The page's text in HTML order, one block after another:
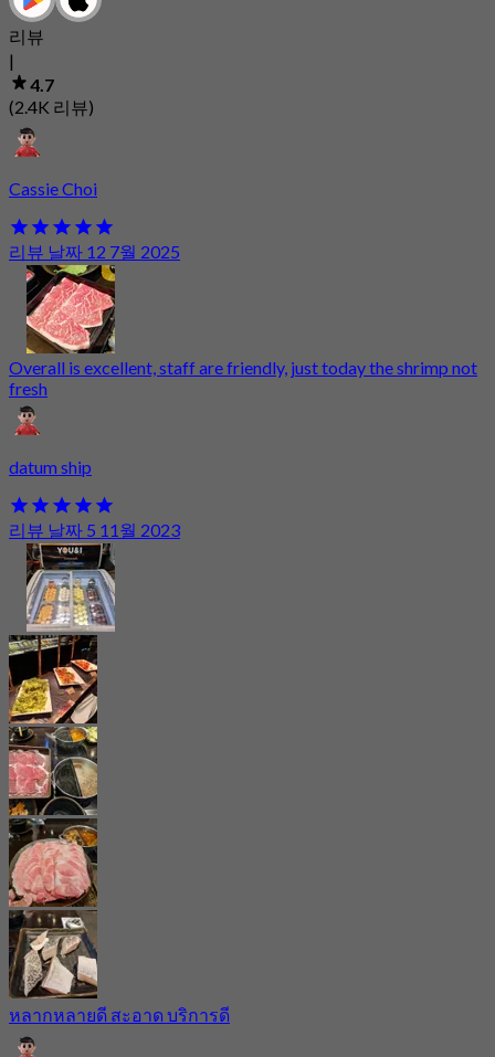
리뷰
|
4.7
(2.4K 리뷰)
Cassie Choi
리뷰 날짜 12 7월 2025
Overall is excellent, staff are friendly, just today the shrimp not
fresh
datum ship
리뷰 날짜 5 11월 2023
หลากหลายดี สะอาด บริการดี